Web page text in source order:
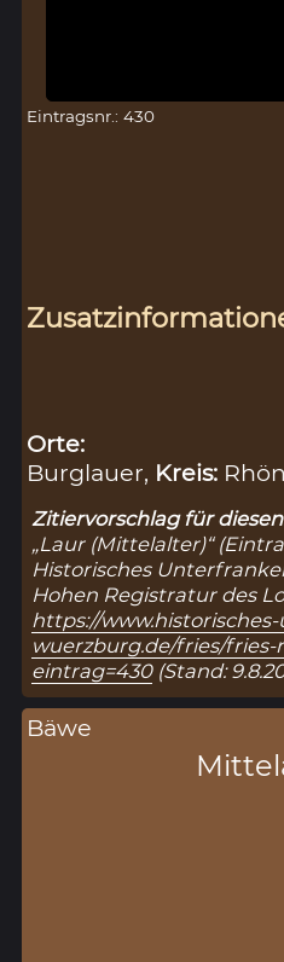
Eintragsnr.: 430
Orte:
Burglauer, Kreis:
Zitiervorschlag für
„Laur (Mittelalter)“
Historisches
Hohen Registratur des
https://
wuerzburg.de/fries/fries-
eintrag=430(Stand:
Bäwe